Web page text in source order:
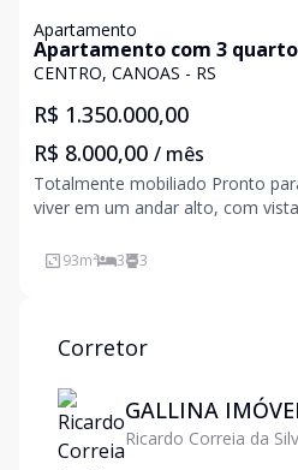
Apartamento
Apartamento com 3
Centro
CENTRO, CANOAS - RS
R$ 1.350.000,00
R$ 8.000,00 / mês
Totalmente mobiliado Pronto
viver em um andar alto, com
a ventilação traz aquela
dias.Este apartamento entrega
93m² 3 3
Corretor
GALLINA
Ricardo Correia da